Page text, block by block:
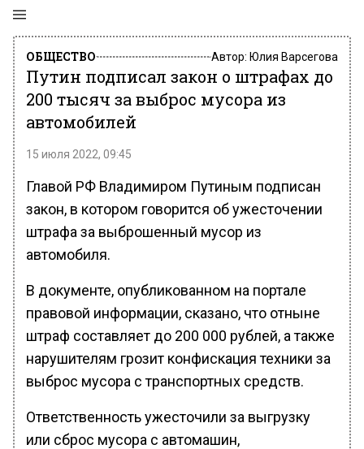
ОБЩЕСТВО Автор: Юлия Варсегова
Путин подписал закон о штрафах до
200 тысяч за выброс мусора из
автомобилей
15 июля 2022, 09:45
Главой РФ Владимиром Путиным подписан
закон, в котором говорится об ужесточении
штрафа за выброшенный мусор из
автомобиля.
В документе, опубликованном на портале
правовой информации, сказано, что отныне
штраф составляет до 200 000 рублей, а также
нарушителям грозит конфискация техники за
выброс мусора с транспортных средств.
Ответственность ужесточили за выгрузку
или сброс мусора с автомашин,